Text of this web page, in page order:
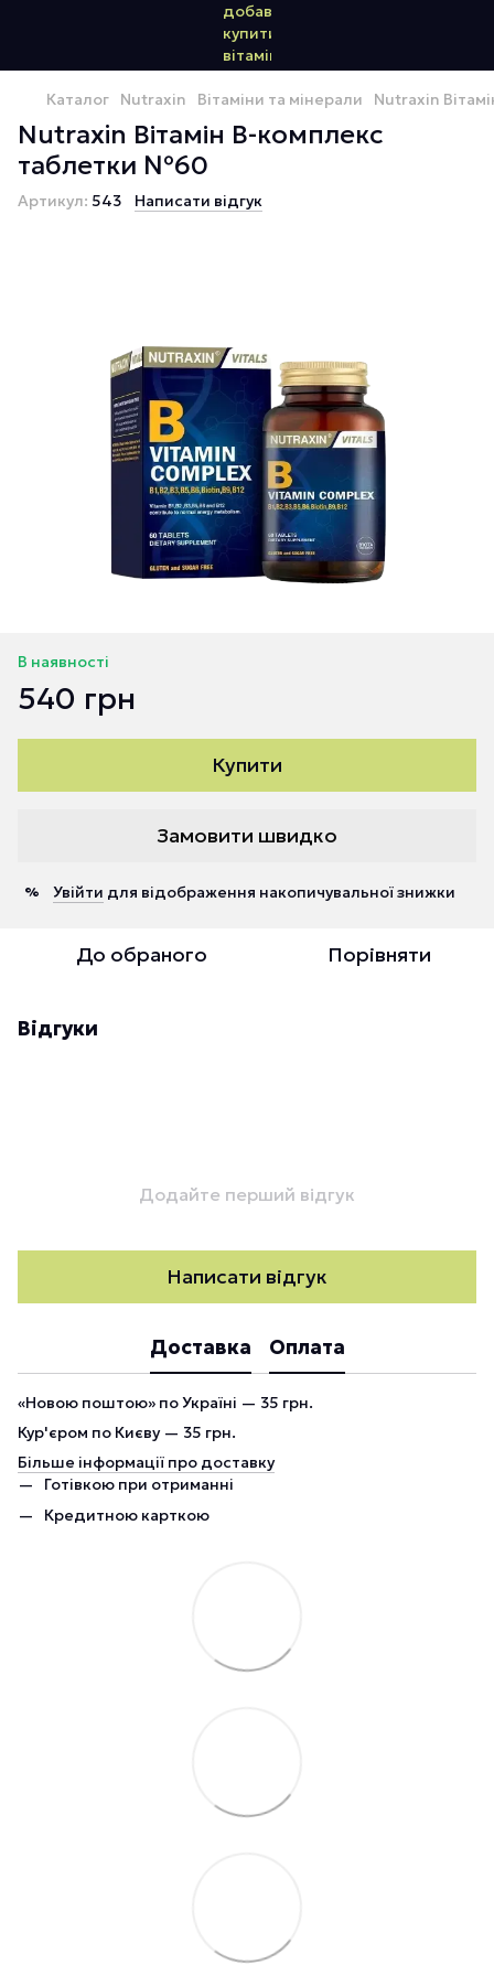
Каталог Nutraxin Вітаміни та мінерали Nutraxin
Nutraxin Вітамін В-комплекс
таблетки №60
Артикул: 543 Написати відгук
В наявності
540 грн
Купити
Замовити швидко
% Увійти для відображення накопичувальної знижки
До обраного Порівняти
Відгуки
Додайте перший відгук
Написати відгук
Доставка Оплата
«Новою поштою» по Україні — 35 грн.
Кур'єром по Києву — 35 грн.
Більше інформації про доставку
Готівкою при отриманні
Кредитною карткою